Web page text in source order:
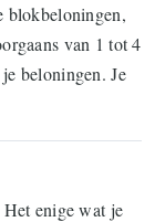
blokbeloningen,
van 1 tot 4
beloningen. Je
enige wat je